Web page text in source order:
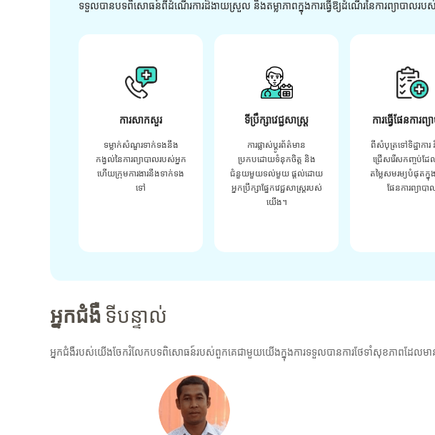
ទទួលបានបទពិសោធន៍ពីដំណើរការដ៏ងាយស្រួល និងតម្លាភាពក្នុងការធ្វើឱ្យដំណើរនៃការព្យ
ការសាកសួរ
ទម្លាក់សំណួរទាក់ទងនឹង
កង្វល់នៃការព្យាបាលរបស់អ្នក
ហើយក្រុមការងារនឹងទាក់ទង
ទៅ
ទីប្រឹក្សាវេជ្ជសាស្ត្រ
ការផ្លាស់ប្តូរព័ត៌មាន
ប្រកបដោយទំនុកចិត្ត និង
ជំនួយមួយទល់មួយ ផ្តល់ដោយ
អ្នកប្រឹក្សាផ្នែកវេជ្ជសាស្រ្តរបស់
យើង។
ការធ្វើផែនការព្
ពីសំបុត្រទៅទិដ្ឋាការ
ជ្រើសរើសកញ្ចប់ដែ
តម្លៃសមរម្យបំផុតក្នុង
ផែនការព្យាបា
អ្នកជំងឺ ទីបន្ទាល់
អ្នកជំងឺរបស់យើងចែករំលែកបទពិសោធន៍របស់ពួកគេជាមួយយើងក្នុងការទទួលបានការថែទាំសុខភាពដែលម